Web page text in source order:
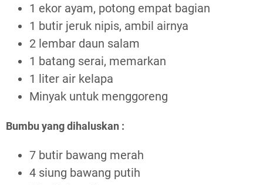
1 ekor ayam, potong empat bagian
1 butir jeruk nipis, ambil airnya
2 lembar daun salam
1 batang serai, memarkan
1 liter air kelapa
Minyak untuk menggoreng
Bumbu yang dihaluskan :
7 butir bawang merah
4 siung bawang putih